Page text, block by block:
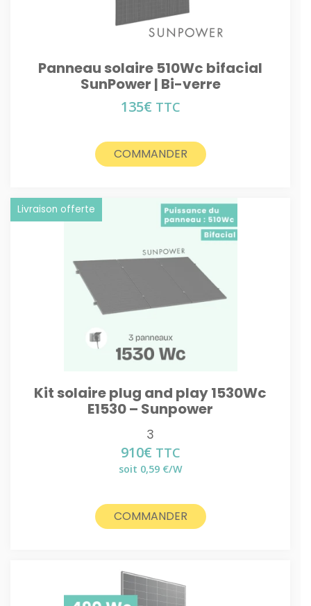
Panneau solaire 510Wc bifacial
SunPower | Bi-verre
135€ TTC
COMMANDER
Kit solaire plug and play 1530Wc
E1530 – Sunpower
Livraison offerte
3
910€ TTC
soit 0,59 €/W
COMMANDER